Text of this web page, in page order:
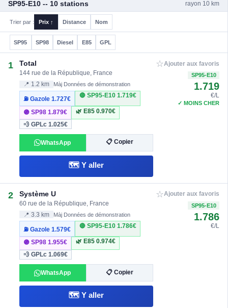
SP95-E10 -- 10 stations rayon 10 km
Trier par : Prix ↑ Distance Nom
SP95 SP98 Diesel E85 GPL
1 Total
144 rue de la République, France
📍 1.2 km Màj Données de démonstration
⛽ Gazole1.727€
🔴 SP95-E10 1.719€
🟣 SP981.879€ 🌿 E85 0.970€
💨 GPLc1.025€
WhatsApp 📋 Copier
🗺️ Y aller
☆Ajouter aux favoris
SP95-E10
1.719
€/L
✓ MOINS CHER
2 Système U
60 rue de la République, France
📍 3.3 km Màj Données de démonstration
⛽ Gazole1.579€
🔴 SP95-E10 1.786€
🟣 SP981.955€ 🌿 E85 0.974€
💨 GPLc1.069€
WhatsApp 📋 Copier
🗺️ Y aller
☆Ajouter aux favoris
SP95-E10
1.786
€/L